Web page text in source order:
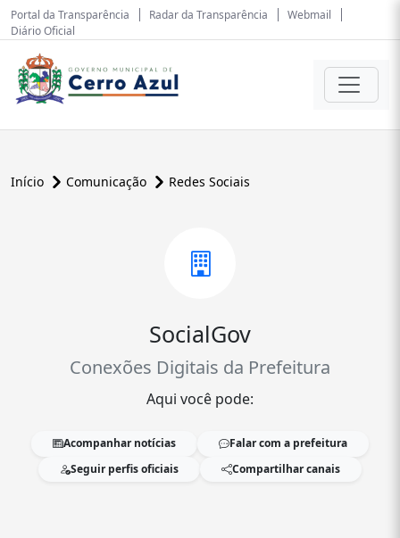
Portal da Transparência Radar da Transparência
Webmail
Diário Oficial
Início Comunicação Redes Sociais
SocialGov
Conexões Digitais da Prefeitura
Aqui você pode:
Acompanhar notícias
Falar com a prefeitura
Seguir perfis oficiais
Compartilhar canais